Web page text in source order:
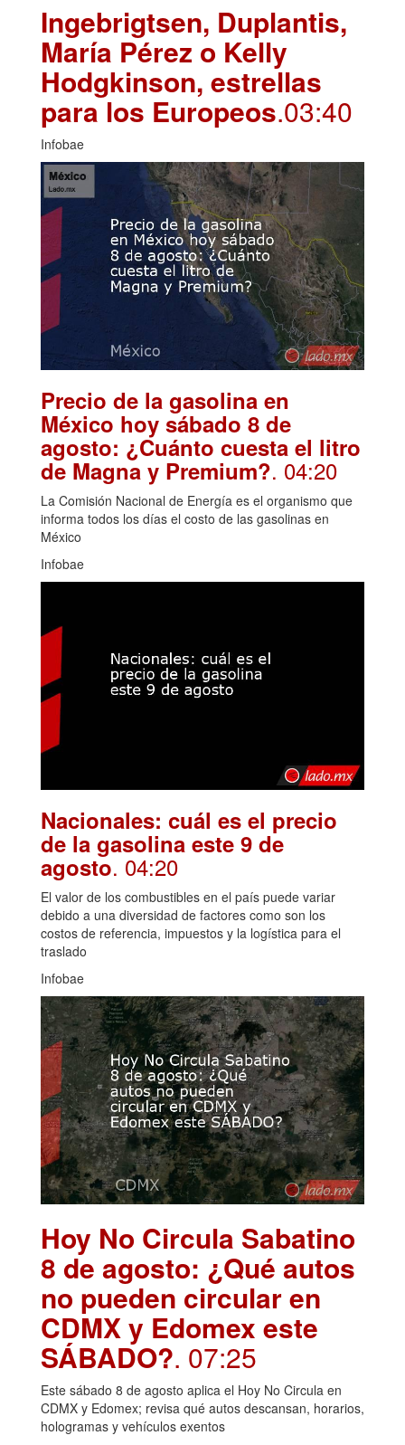
Ingebrigtsen, Duplantis,
María Pérez o Kelly
Hodgkinson, estrellas
para los Europeos.03:40
Infobae
Precio de la gasolina en
México hoy sábado 8 de
agosto: ¿Cuánto cuesta el litro
de Magna y Premium?. 04:20
La Comisión Nacional de Energía es el organismo que
informa todos los días el costo de las gasolinas en
México
Infobae
Nacionales: cuál es el precio
de la gasolina este 9 de
agosto. 04:20
El valor de los combustibles en el país puede variar
debido a una diversidad de factores como son los
costos de referencia, impuestos y la logística para el
traslado
Infobae
Hoy No Circula Sabatino
8 de agosto: ¿Qué autos
no pueden circular en
CDMX y Edomex este
SÁBADO?. 07:25
Este sábado 8 de agosto aplica el Hoy No Circula en
CDMX y Edomex; revisa qué autos descansan, horarios,
hologramas y vehículos exentos